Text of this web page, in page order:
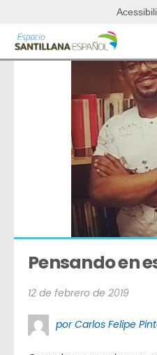
Pensando en
12 de febrero de 2019
por Carlos Felipe